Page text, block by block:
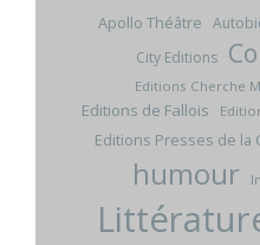
Apollo Théâtre
City Editions
Editions Cherche
Editions de Fallois
Editions Presses de la
humour